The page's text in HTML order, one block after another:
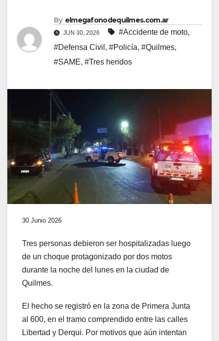
By elmegafonodequilmes.com.ar
JUN 30, 2026 #Accidente de moto,
#Defensa Civil , #Policía, #Quilmes,
#SAME, #Tres heridos
30 Junio 2026
Tres personas debieron ser hospitalizadas luego
de un choque protagonizado por dos motos
durante la noche del lunes en la ciudad de
Quilmes.
El hecho se registró en la zona de Primera Junta
al 600, en el tramo comprendido entre las calles
Libertad y Derqui. Por motivos que aún intentan